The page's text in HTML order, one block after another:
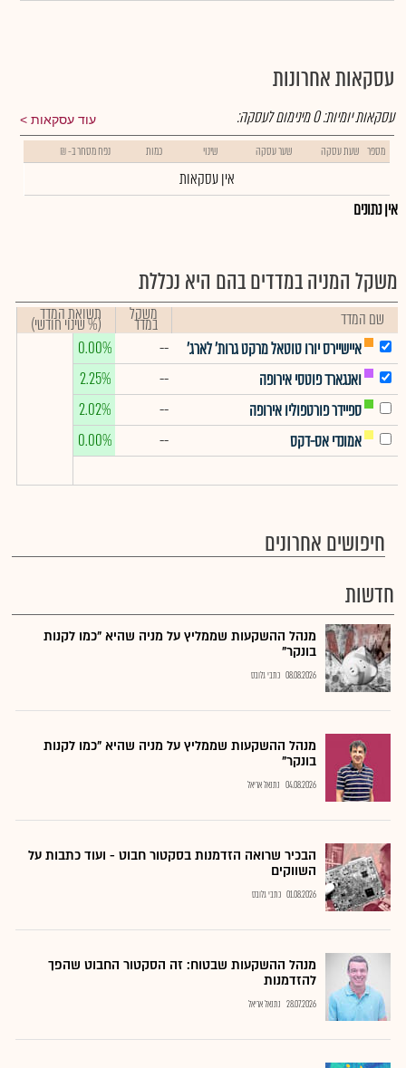
עסקאות אחרונות
עוד עסקאות עסקאות יומיות:0מינימום לעסקה:
מספר שעת עסקה שער עסקה שינוי כמות נפח מסחר ב- ₪
אין עסקאות
אין נתונים
משקל המניה במדדים בהם היא נכללת
שם המדד משקל
במדד תשואת המדד
(% שינוי חודשי)
איישיירס יורו טוטאל מרקט גרות' לארג'
--
0.00%
ואנגארד פוטסי אירופה
--
2.25%
ספיידר פורטפוליו אירופה
--
2.02%
אמונדי אס-דקס
--
0.00%
חיפושים אחרונים
חדשות
מנהל ההשקעות שממליץ על מניה שהיא "כמו לקנות
בונקר"
08.08.2026 כתבי גלובס
מנהל ההשקעות שממליץ על מניה שהיא "כמו לקנות
בונקר"
04.08.2026 נתנאל אריאל
הבכיר שרואה הזדמנות בסקטור חבוט - ועוד כתבות על
השווקים
01.08.2026 כתבי גלובס
מנהל ההשקעות שבטוח: זה הסקטור החבוט שהפך
להזדמנות
28.07.2026 נתנאל אריאל